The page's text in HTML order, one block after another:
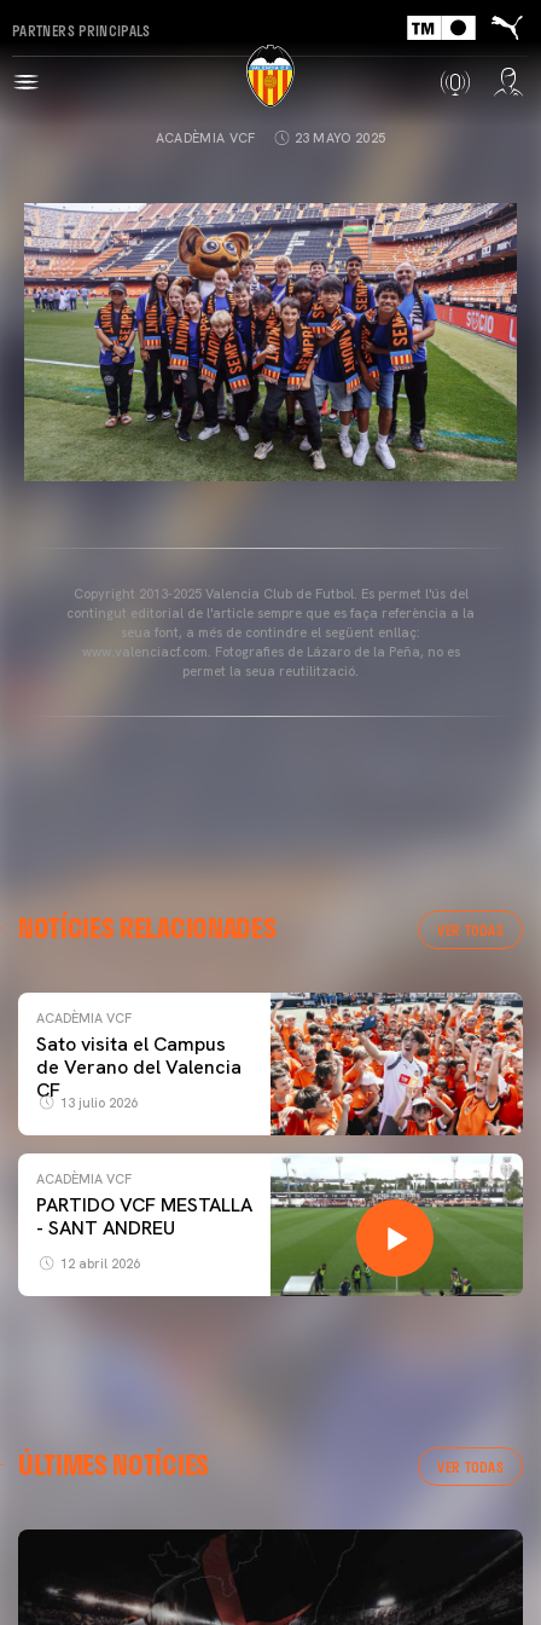
PARTNERS PRINCIPALS
ACADÈMIA VCF 23 MAYO 2025
Copyright 2013-2025 Valencia Club de Futbol. Es permet l'ús del
contingut editorial de l'article sempre que es faça referència a la
seua font, a més de contindre el següent enllaç:
www.valenciacf.com. Fotografies de Lázaro de la Peña, no es
permet la seua reutilització.
NOTÍCIES RELACIONADES VER TODAS
ACADÈMIA VCF
Sato visita el Campus
de Verano del Valencia
CF
13 julio 2026
ACADÈMIA VCF
PARTIDO VCF MESTALLA
- SANT ANDREU
12 abril 2026
ÚLTIMES NOTÍCIES VER TODAS